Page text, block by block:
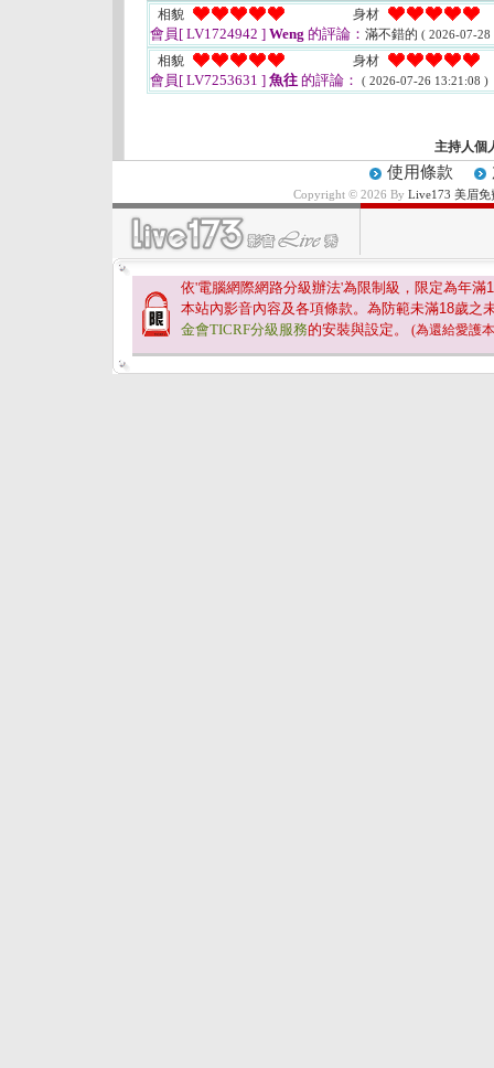
相貌 身材
會員[ LV1724942 ] Weng 的評論： 滿不錯的 ( 2026-07-28
相貌 身材
會員[ LV7253631 ] 魚往 的評論： ( 2026-07-26 13:21:08 )
主持人個
使用條款
Copyright © 2026 By Live173 美眉
依'電腦網際網路分級辦法'為限制級，限定為年滿
本站內影音內容及各項條款。為防範未滿18歲之
金會TICRF分級服務的安裝與設定。 (為還給愛護